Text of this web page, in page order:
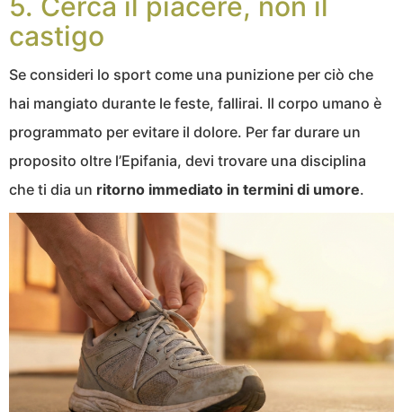
5. Cerca il piacere, non il
castigo
Se consideri lo sport come una punizione per ciò che
hai mangiato durante le feste, fallirai. Il corpo umano è
programmato per evitare il dolore. Per far durare un
proposito oltre l’Epifania, devi trovare una disciplina
che ti dia un ritorno immediato in termini di umore.